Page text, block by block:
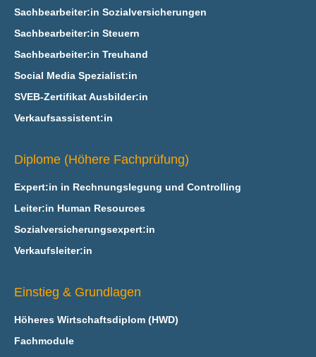
Sachbearbeiter:in Sozialversicherungen
Sachbearbeiter:in Steuern
Sachbearbeiter:in Treuhand
Social Media Spezialist:in
SVEB-Zertifikat Ausbilder:in
Verkaufsassistent:in
Diplome (Höhere Fachprüfung)
Expert:in in Rechnungslegung und Controlling
Leiter:in Human Resources
Sozialversicherungsexpert:in
Verkaufsleiter:in
Einstieg & Grundlagen
Höheres Wirtschaftsdiplom (HWD)
Fachmodule